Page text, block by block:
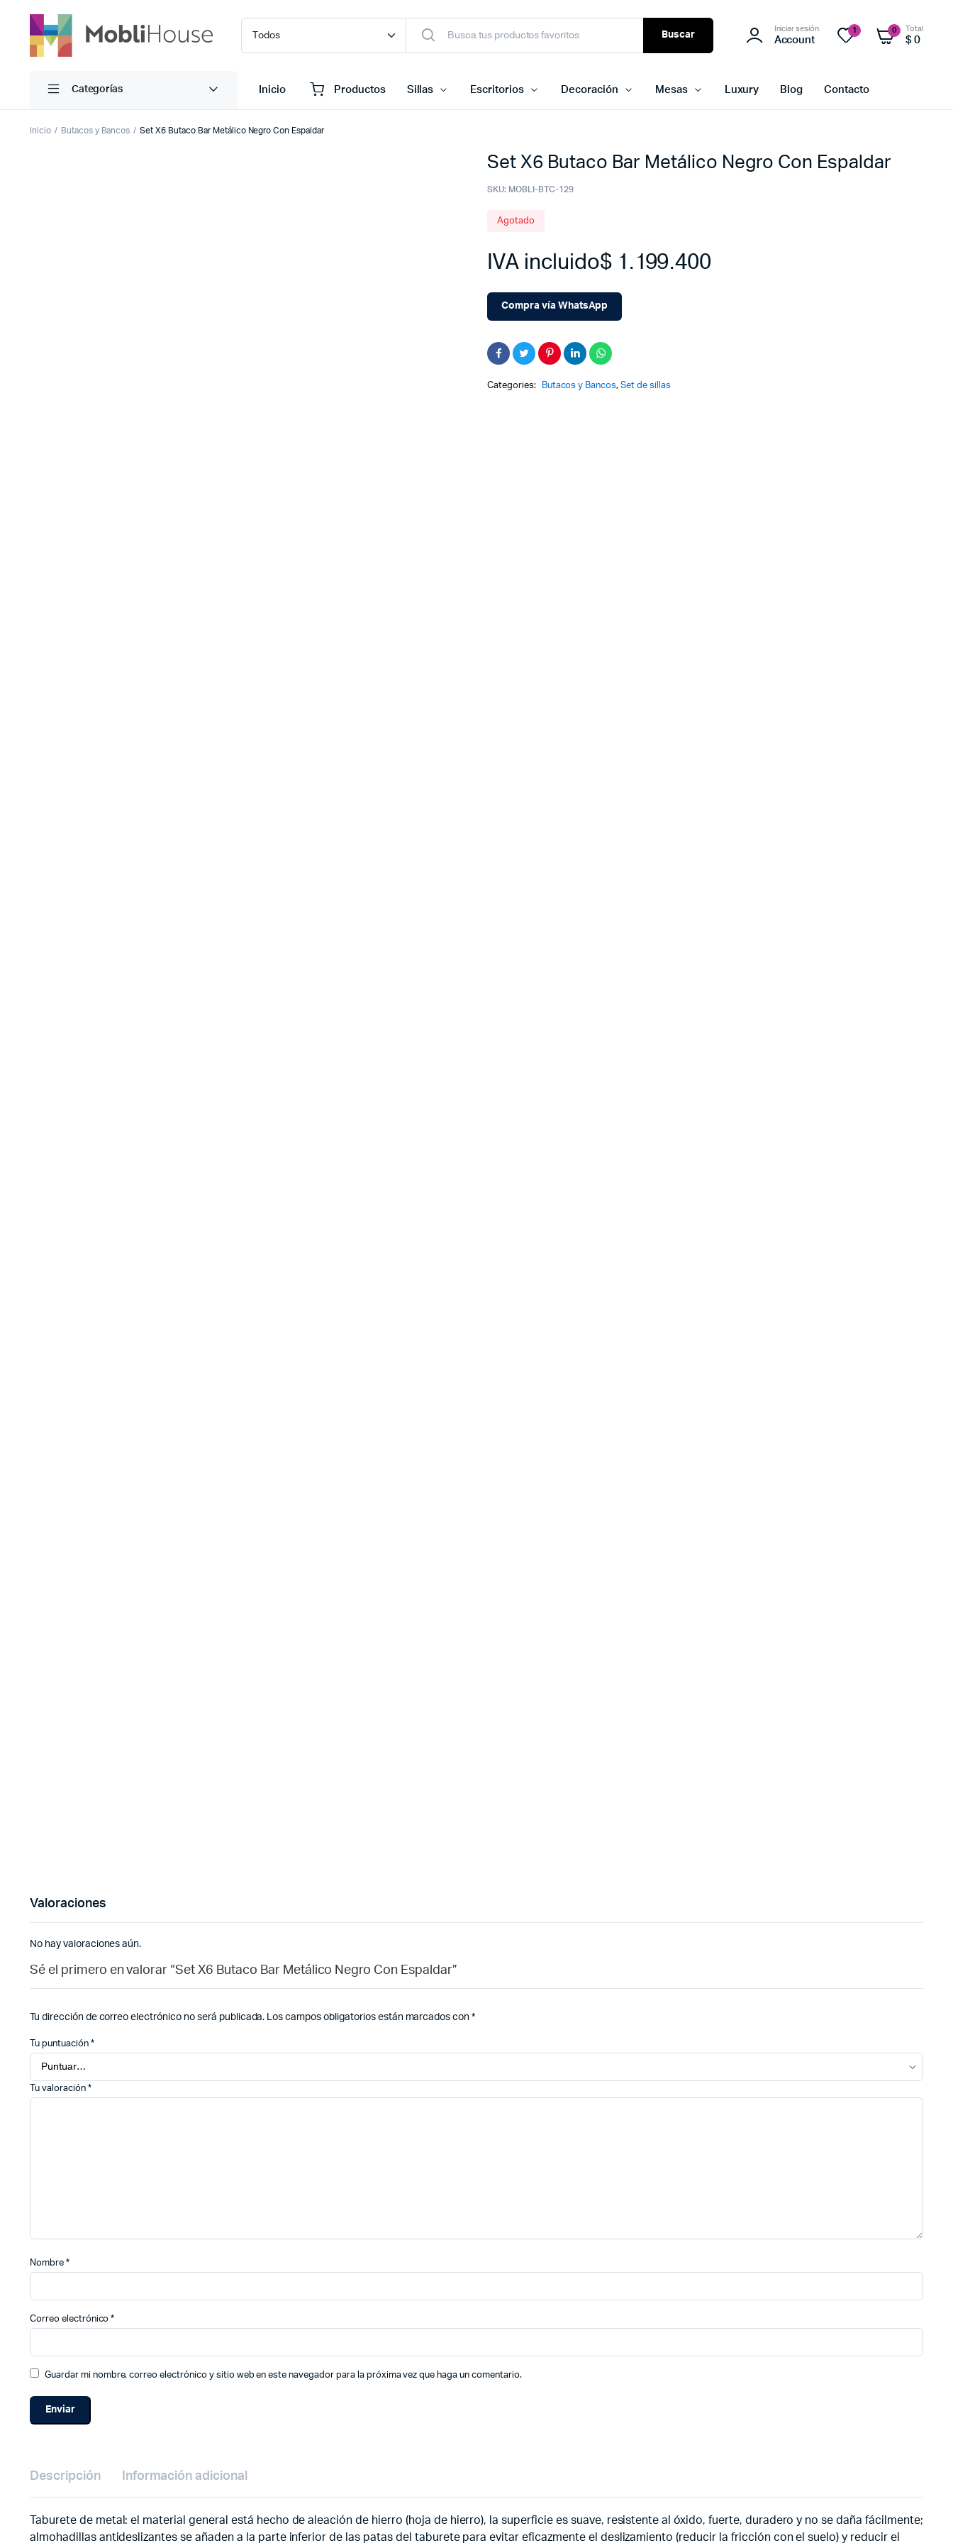
Buscar
Iniciar sesión
Account
1 0 Total
$ 0
Categorías Inicio Productos Sillas Escritorios Decoración Mesas Luxury Blog Contacto
Inicio Butacos y Bancos Set X6 Butaco Bar Metálico Negro Con Espaldar
Set X6 Butaco Bar Metálico Negro Con Espaldar
SKU: MOBLI-BTC-129
Agotado
$1.199.400
IVA incluido
Compra vía WhatsApp
Categories: Butacos y Bancos,Set de sillas
Valoraciones
No hay valoraciones aún.
Sé el primero en valorar “Set X6 Butaco Bar Metálico Negro Con Espaldar”
Tu dirección de correo electrónico no será publicada. Los campos obligatorios están marcados con*
Tu puntuación *
Tu valoración *
Nombre *
Correo electrónico*
Guardar mi nombre, correo electrónico y sitio web en este navegador para la próxima vez que haga un comentario.
Descripción Información adicional
Taburete de metal: el material general está hecho de aleación de hierro (hoja de hierro), la superficie es suave, resistente al óxido, fuerte, duradero y no se daña fácilmente;
almohadillas antideslizantes se añaden a la parte inferior de las patas del taburete para evitar eficazmente el deslizamiento (reducir la fricción con el suelo) y reducir el